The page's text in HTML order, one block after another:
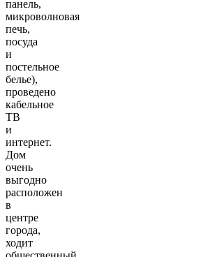
панель,
микроволновая
печь,
посуда
и
постельное
белье),
проведено
кабельное
ТВ
и
интернет.
Дом
очень
выгодно
рaсположен
в
центре
города,
ходит